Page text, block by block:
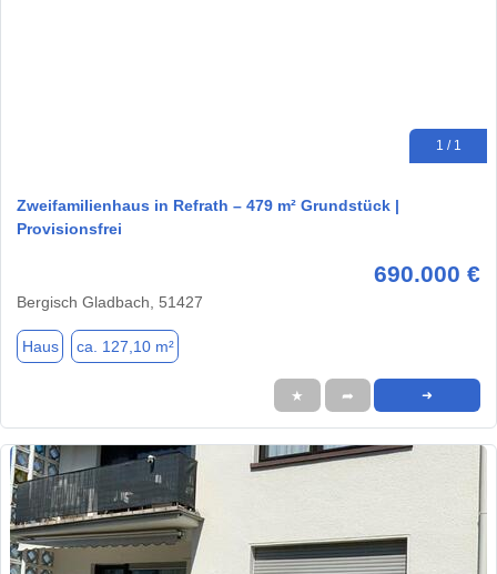
1 / 1
Zweifamilienhaus in Refrath – 479 m² Grundstück |
Provisionsfrei
690.000 €
Bergisch Gladbach, 51427
Haus ca. 127,10 m²
★ ➦ ➜